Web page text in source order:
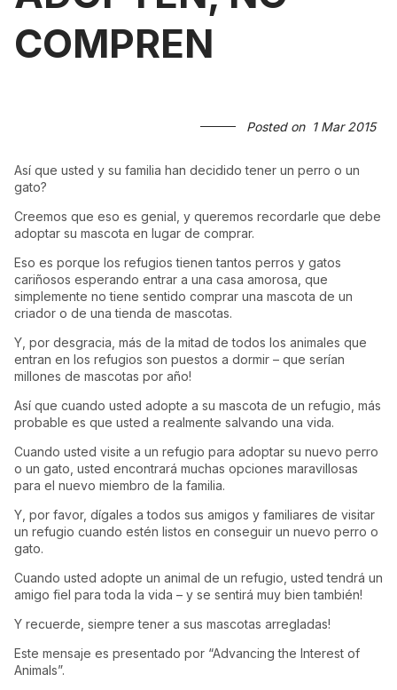
COMPREN
Posted on 1 Mar 2015
Así que usted y su familia han decidido tener un perro o un
gato?
Creemos que eso es genial, y queremos recordarle que debe
adoptar su mascota en lugar de comprar.
Eso es porque los refugios tienen tantos perros y gatos
cariñosos esperando entrar a una casa amorosa, que
simplemente no tiene sentido comprar una mascota de un
criador o de una tienda de mascotas.
Y, por desgracia, más de la mitad de todos los animales que
entran en los refugios son puestos a dormir – que serían
millones de mascotas por año!
Así que cuando usted adopte a su mascota de un refugio, más
probable es que usted a realmente salvando una vida.
Cuando usted visite a un refugio para adoptar su nuevo perro
o un gato, usted encontrará muchas opciones maravillosas
para el nuevo miembro de la familia.
Y, por favor, dígales a todos sus amigos y familiares de visitar
un refugio cuando estén listos en conseguir un nuevo perro o
gato.
Cuando usted adopte un animal de un refugio, usted tendrá un
amigo fiel para toda la vida – y se sentirá muy bien también!
Y recuerde, siempre tener a sus mascotas arregladas!
Este mensaje es presentado por “Advancing the Interest of
Animals”.